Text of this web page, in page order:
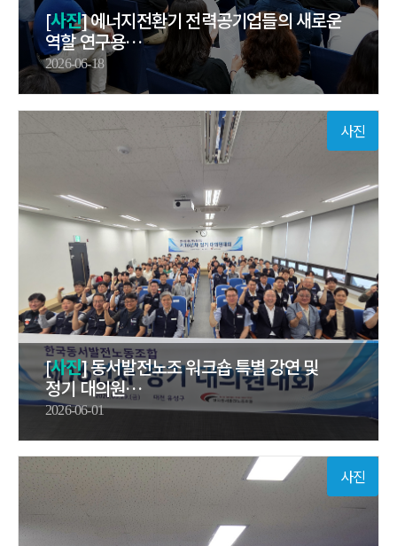
[사진] 에너지전환기 전력공기업들의 새로운
역할 연구용…
2026-06-18
사진
[사진] 동서발전노조 워크숍 특별 강연 및
정기 대의원…
2026-06-01
사진